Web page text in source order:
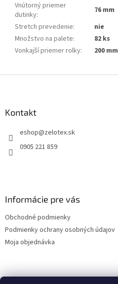
Vnútorný priemer
dutinky:
76 mm
Stretch prevedenie:
nie
Množstvo na palete:
82 ks
Vonkajší priemer rolky: 200 mm
Kontakt
eshop@zelotex.sk
0905 221 859
Informácie pre vás
Obchodné podmienky
Podmienky ochrany osobných údajov
Moja objednávka